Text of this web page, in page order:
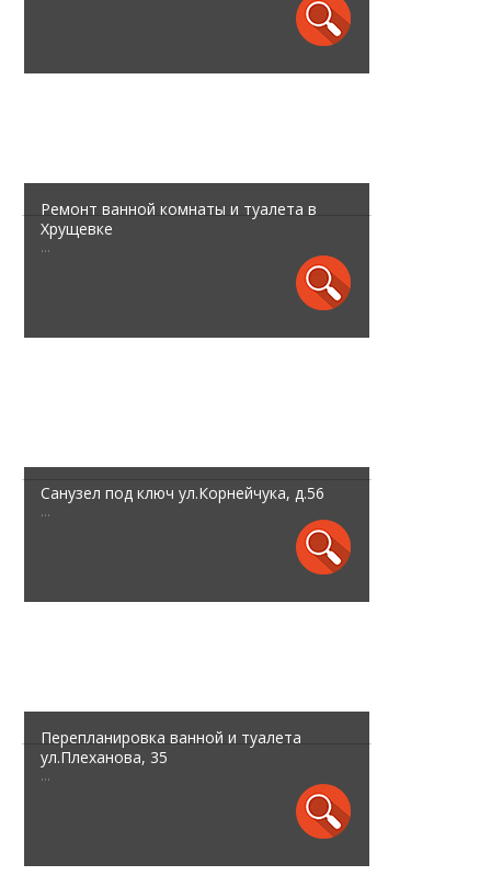
Ремонт ванной комнаты и туалета в
Хрущевке
...
Санузел под ключ ул.Корнейчука, д.56
...
Перепланировка ванной и туалета
ул.Плеханова, 35
...